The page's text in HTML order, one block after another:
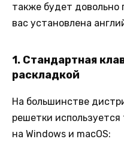
также будет довольно
вас установлена
1. Стандартная
раскладкой
На большинстве
решетки
на Windows и macOS: